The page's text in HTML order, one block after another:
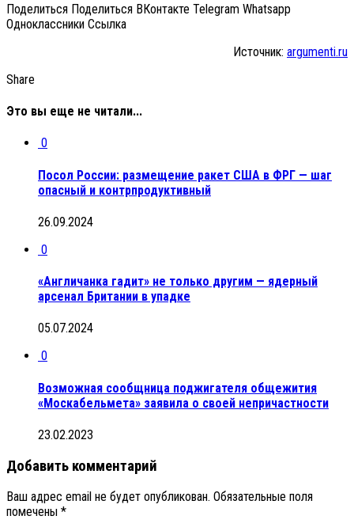
Поделиться Поделиться ВКонтакте Telegram Whatsapp
Одноклассники Cсылка
Источник: argumenti.ru
Share
Это вы еще не читали...
0
Посол России: размещение ракет США в ФРГ — шаг
опасный и контрпродуктивный
26.09.2024
0
«Англичанка гадит» не только другим — ядерный
арсенал Британии в упадке
05.07.2024
0
Возможная сообщница поджигателя общежития
«Москабельмета» заявила о своей непричастности
23.02.2023
Добавить комментарий
Ваш адрес email не будет опубликован. Обязательные поля
помечены *